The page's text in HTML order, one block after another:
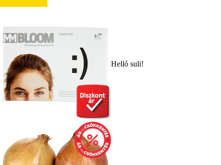
Helló suli!